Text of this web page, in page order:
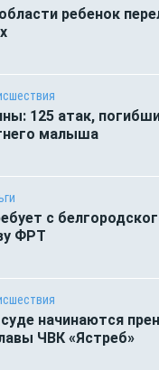
ребенок
125 атак,
малыша
с
ФРТ
начинаются
ЧВК «Ястреб»